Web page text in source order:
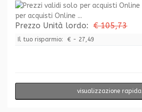
per acquisti Online ...
Prezzo Unità lordo: € 105,73
Il tuo risparmio: € - 27,49
visualizzazione rapida